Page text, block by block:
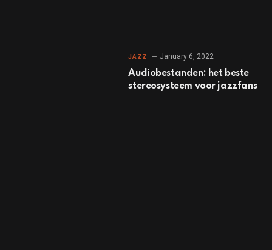
JAZZ January 6, 2022
Audiobestanden: het beste
stereosysteem voor jazzfans